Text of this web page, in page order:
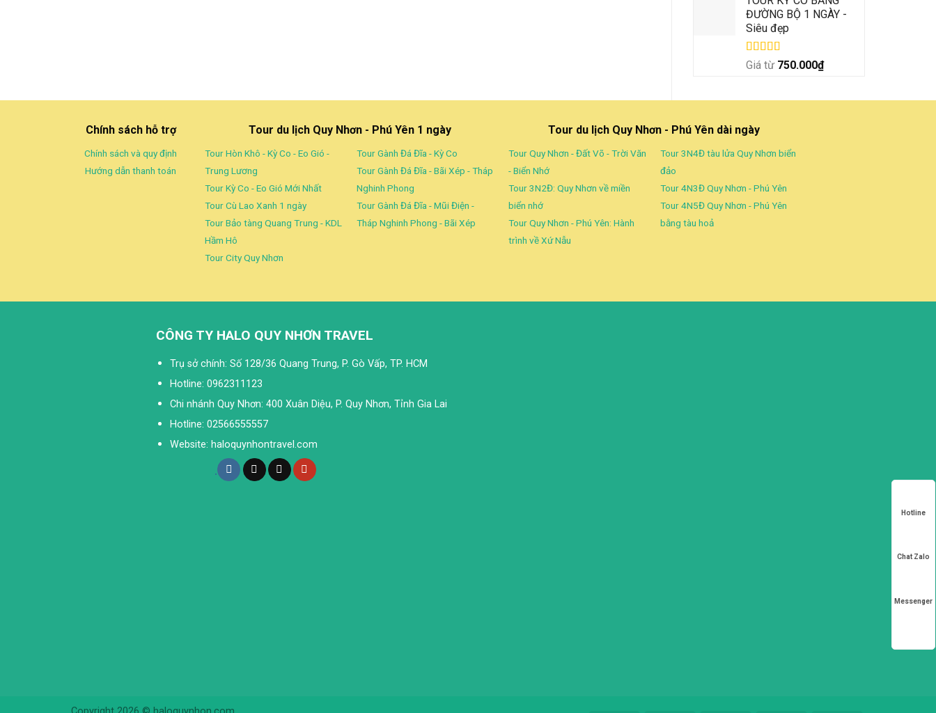
là:
4.500.000₫.
tại
là:
ĐƯỜNG BỘ 1 NGÀY -
Siêu đẹp
Được xếp
Giá từ 750.000₫
Chính sách hỗ trợ
Chính sách và quy định
Hướng dẫn thanh toán
Tour du lịch Quy Nhơn - Phú Yên 1 ngày
Tour Hòn Khô - Kỳ Co - Eo Gió -
Trung Lương
Tour Kỳ Co - Eo Gió Mới Nhất
Tour Cù Lao Xanh 1 ngày
Tour Bảo tàng Quang Trung - KDL
Hầm Hô
Tour City Quy Nhơn
Tour Gành Đá Đĩa - Kỳ Co
Tour Gành Đá Đĩa - Bãi Xép - Tháp
Nghinh Phong
Tour Gành Đá Đĩa - Mũi Điện -
Tháp Nghinh Phong - Bãi Xép
Tour du lịch Quy Nhơn - Phú Yên dài ngày
Tour Quy Nhơn - Đất Võ - Trời Văn
- Biển Nhớ
Tour 3N2Đ: Quy Nhơn về miền
biển nhớ
Tour Quy Nhơn - Phú Yên: Hành
trình về Xứ Nẫu
Tour 3N4Đ tàu lửa Quy Nhơn biển
đảo
Tour 4N3Đ Quy Nhơn - Phú Yên
Tour 4N5Đ Quy Nhơn - Phú Yên
bằng tàu hoả
CÔNG TY HALO QUY NHƠN TRAVEL
Trụ sở chính: Số 128/36 Quang Trung, P. Gò Vấp, TP. HCM
Hotline: 0962311123
Chi nhánh Quy Nhơn: 400 Xuân Diệu, P. Quy Nhơn, Tỉnh Gia Lai
Hotline: 02566555557
Website: haloquynhontravel.com
Hotline
Chat Zalo
Messenger